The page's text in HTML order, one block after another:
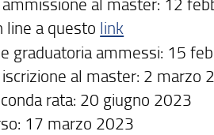
line a questo link
graduatoria ammessi: 15
al master: 2 marzo
rata: 20 giugno 2023
17 marzo 2023